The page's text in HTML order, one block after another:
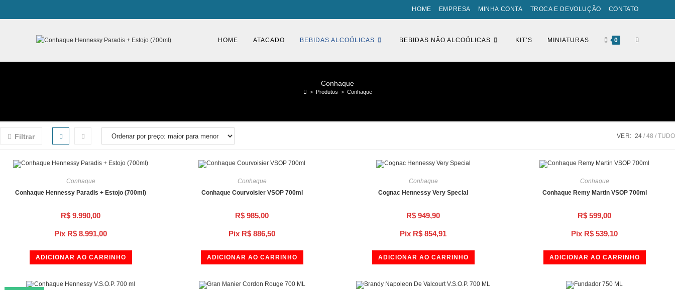
HOME EMPRESA MINHA CONTA TROCA E DEVOLUÇÃO CONTATO
HOME ATACADO BEBIDAS ALCOÓLICAS BEBIDAS NÃO ALCOÓLICAS KIT’S MINIATURAS 0
Conhaque
> Produtos > Conhaque
Filtrar VER: 24 48 TUDO
Pix R$ 8.991,00
Conhaque
Conhaque Hennessy Paradis + Estojo (700ml)
R$ 9.990,00
ADICIONAR AO CARRINHO
Pix R$ 886,50
Conhaque
Conhaque Courvoisier VSOP 700ml
R$ 985,00
ADICIONAR AO CARRINHO
Pix R$ 854,91
Conhaque
Cognac Hennessy Very Special
R$ 949,90
ADICIONAR AO CARRINHO
Pix R$ 539,10
Conhaque
Conhaque Remy Martin VSOP 700ml
R$ 599,00
ADICIONAR AO CARRINHO